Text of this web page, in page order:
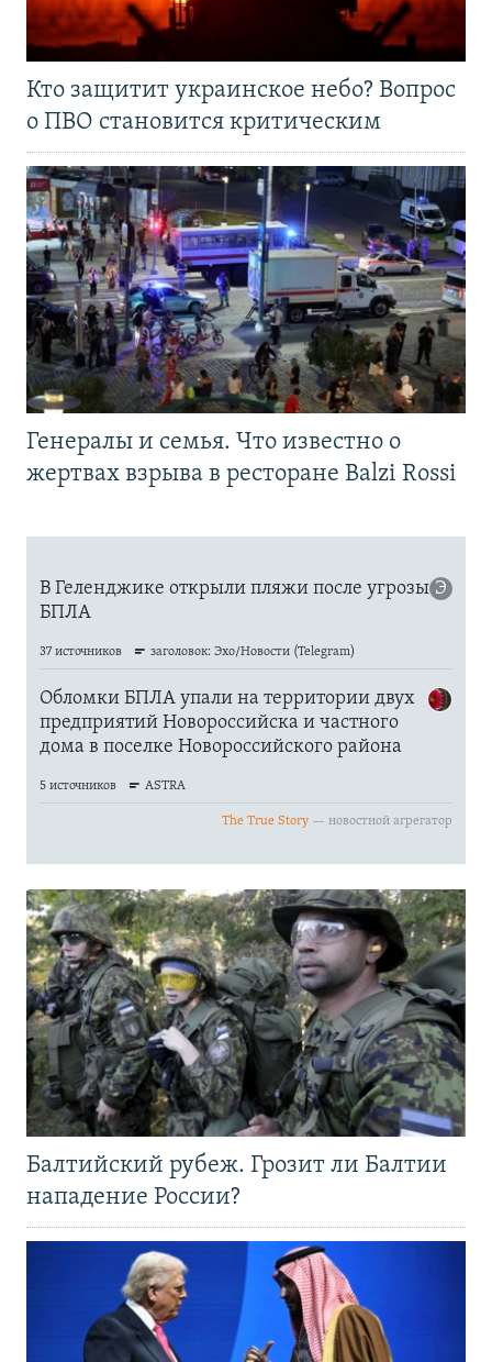
Кто защитит украинское небо? Вопрос
о ПВО становится критическим
Генералы и семья. Что известно о
жертвах взрыва в ресторане Balzi Rossi
Балтийский рубеж. Грозит ли Балтии
нападение России?